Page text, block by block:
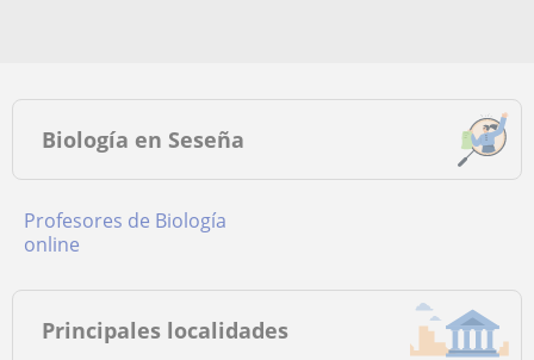
Biología en Seseña
Profesores de Biología
online
Principales localidades